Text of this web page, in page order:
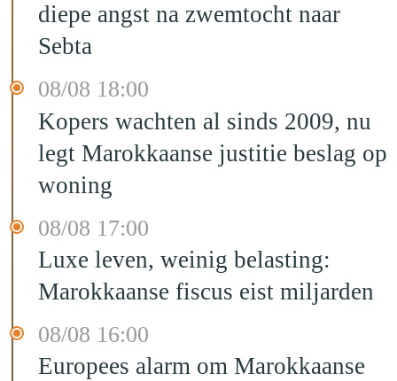
diepe angst na zwemtocht naar
Sebta
08/08 18:00
Kopers wachten al sinds 2009, nu
legt Marokkaanse justitie beslag op
woning
08/08 17:00
Luxe leven, weinig belasting:
Marokkaanse fiscus eist miljarden
08/08 16:00
Europees alarm om Marokkaanse